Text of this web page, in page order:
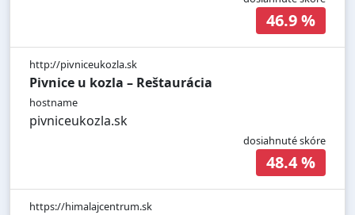
46.9 %
http://pivniceukozla.sk
Pivnice u kozla – Reštaurácia
hostname
pivniceukozla.sk
dosiahnuté skóre
48.4 %
https://himalajcentrum.sk